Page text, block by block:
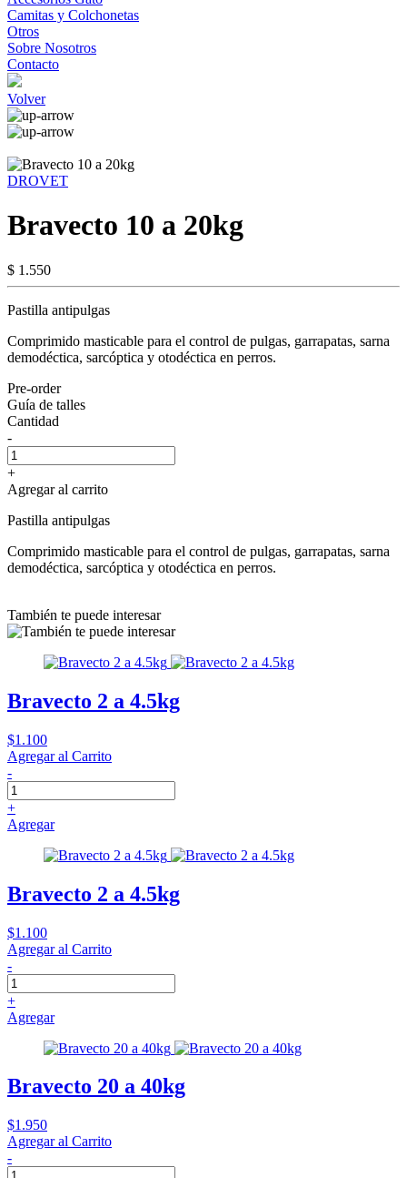
Camitas y Colchonetas
Otros
Sobre Nosotros
Contacto
Volver
DROVET
Bravecto 10 a 20kg
$ 1.550
Pastilla antipulgas
Comprimido masticable para el control de pulgas, garrapatas, sarna
demodéctica, sarcóptica y otodéctica en perros.
Pre-order
Guía de talles
Cantidad
-
+
Agregar al carrito
Pastilla antipulgas
Comprimido masticable para el control de pulgas, garrapatas, sarna
demodéctica, sarcóptica y otodéctica en perros.
También te puede interesar
Bravecto 2 a 4.5kg
$1.100
Agregar al Carrito
-
+
Agregar
Bravecto 2 a 4.5kg
$1.100
Agregar al Carrito
-
+
Agregar
Bravecto 20 a 40kg
$1.950
Agregar al Carrito
-